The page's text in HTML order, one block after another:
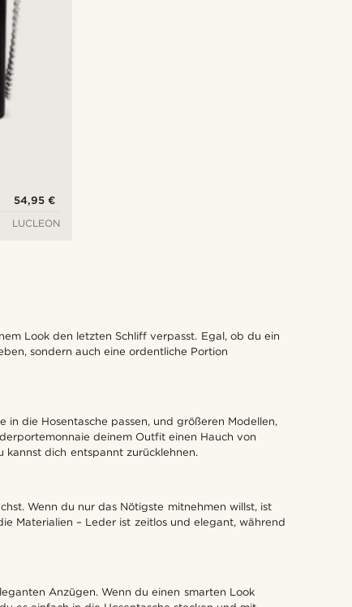
54,95 €
LUCLEON
Look den letzten Schliff verpasst. Egal, ob du ein
sondern auch eine ordentliche Portion
in die Hosentasche passen, und größeren Modellen,
deinem Outfit einen Hauch von
kannst dich entspannt zurücklehnen.
Wenn du nur das Nötigste mitnehmen willst, ist
Materialien – Leder ist zeitlos und elegant, während
Anzügen. Wenn du einen smarten Look